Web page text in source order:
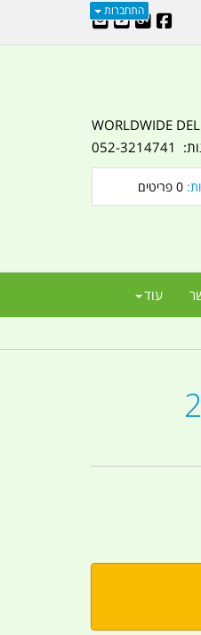
התחברות
WORLDWIDE
0
עוד
סט מזוודה שולח אלומיניוםן ו2